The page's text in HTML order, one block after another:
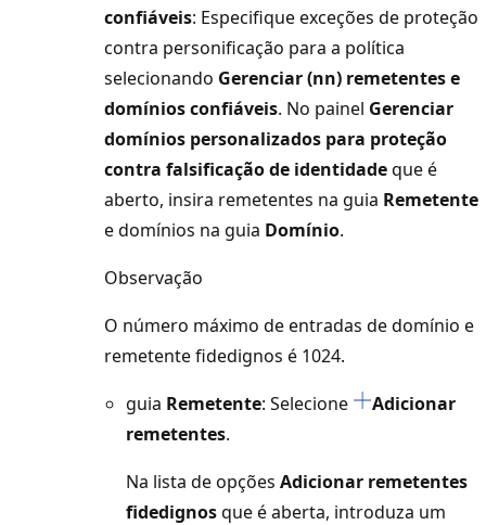
confiáveis: Especifique exceções de proteção
contra personificação para a política
selecionando Gerenciar (nn) remetentes e
domínios confiáveis. No painel Gerenciar
domínios personalizados para proteção
contra falsificação de identidadeque é
aberto, insira remetentes na guia Remetente
e domínios na guia Domínio.
Observação
O número máximo de entradas de domínio e
remetente fidedignos é 1024.
guia Remetente: Selecione
Adicionar
remetentes.
Na lista de opções Adicionar remetentes
fidedignosque é aberta, introduza um